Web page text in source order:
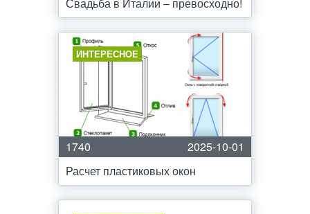
ИНТЕРЕСНОЕ
1740
2025-10-01
Расчет пластиковых окон